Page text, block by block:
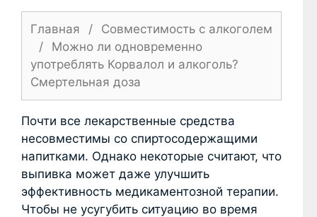
Главная /
Совместимость с алкоголем
/
Можно ли одновременно
употреблять Корвалол и алкоголь?
Смертельная доза
Почти все лекарственные средства
несовместимы со спиртосодержащими
напитками. Однако некоторые считают, что
выпивка может даже улучшить
эффективность медикаментозной терапии.
Чтобы не усугубить ситуацию во время